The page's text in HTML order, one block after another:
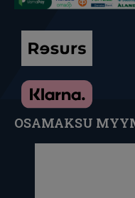
OSAMAKSU